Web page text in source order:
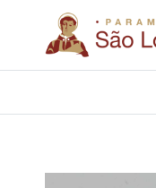
content